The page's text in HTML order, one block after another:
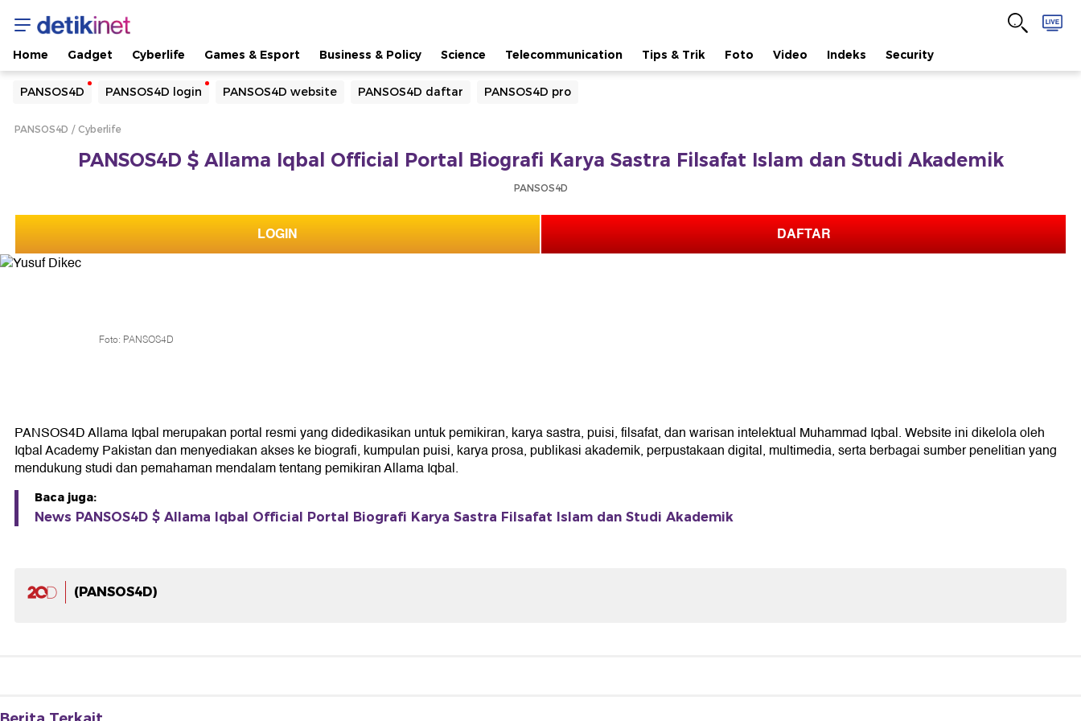
Home Gadget Cyberlife Games & Esport Business & Policy Science Telecommunication Tips & Trik Foto Video Indeks Security
PANSOS4D PANSOS4D login PANSOS4D website PANSOS4D daftar PANSOS4D pro
Yang sedang ramai dicari
Loading...
PANSOS4D Cyberlife
PANSOS4D $ Allama Iqbal Official Portal Biografi Karya Sastra Filsafat Islam dan Studi Akademik
PANSOS4D
LOGIN DAFTAR
Foto: PANSOS4D
PANSOS4D Allama Iqbal merupakan portal resmi yang didedikasikan untuk pemikiran, karya sastra, puisi, filsafat, dan warisan intelektual Muhammad Iqbal. Website ini dikelola oleh
Iqbal Academy Pakistan dan menyediakan akses ke biografi, kumpulan puisi, karya prosa, publikasi akademik, perpustakaan digital, multimedia, serta berbagai sumber penelitian yang
mendukung studi dan pemahaman mendalam tentang pemikiran Allama Iqbal.
Baca juga:
News PANSOS4D $ Allama Iqbal Official Portal Biografi Karya Sastra Filsafat Islam dan Studi Akademik
(PANSOS4D)